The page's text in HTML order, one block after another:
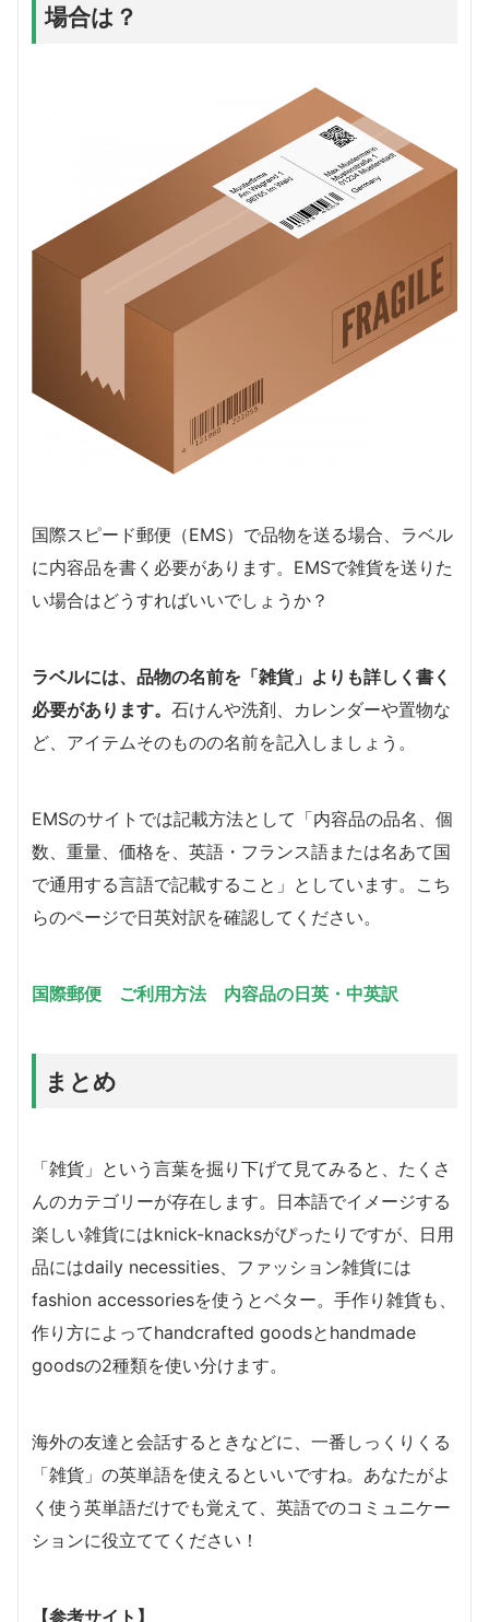
場合は？
国際スピード郵便（EMS）で品物を送る場合、ラベル
に内容品を書く必要があります。EMSで雑貨を送りた
い場合はどうすればいいでしょうか？
ラベルには、品物の名前を「雑貨」よりも詳しく書く
必要があります。 石けんや洗剤、カレンダーや置物な
ど、アイテムそのものの名前を記入しましょう。
EMSのサイトでは記載方法として「内容品の品名、個
数、重量、価格を、英語・フランス語または名あて国
で通用する言語で記載すること」としています。こち
らのページで日英対訳を確認してください。
国際郵便 ご利用方法 内容品の日英・中英訳
まとめ
「雑貨」という言葉を掘り下げて見てみると、たくさ
んのカテゴリーが存在します。日本語でイメージする
楽しい雑貨にはknick-knacksがぴったりですが、日用
品にはdaily necessities、ファッション雑貨には
fashion accessoriesを使うとベター。手作り雑貨も、
作り方によってhandcrafted goodsとhandmade
goodsの2種類を使い分けます。
海外の友達と会話するときなどに、一番しっくりくる
「雑貨」の英単語を使えるといいですね。あなたがよ
く使う英単語だけでも覚えて、英語でのコミュニケー
ションに役立ててください！
【参考サイト】